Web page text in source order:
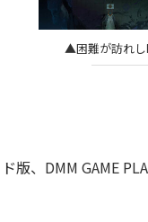
▲困難が訪れし
、DMM GAME